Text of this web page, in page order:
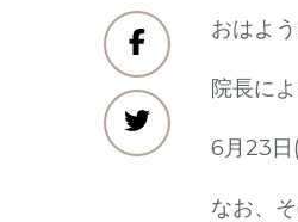
おはよ
院長に
6月23日
なお、